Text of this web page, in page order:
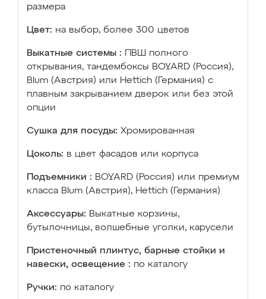
размера
Цвет: на выбор, более 300 цветов
Выкатные системы :
ПВШ полного
открывания, тандембоксы BOYARD (Россия),
Blum (Австрия) или Hettich (Германия) с
плавным закрыванием дверок или без этой
опции
Сушка для посуды: Хромированная
Цоколь: в цвет фасадов или корпуса
Подъемники : BOYARD (Россия) или премиум
класса Blum (Австрия), Hettich (Германия)
Аксессуары: Выкатные корзины,
бутылочницы, волшебные уголки, карусели
Пристеночный плинтус, барные стойки и
навески, освещение : по каталогу
Ручки: по каталогу